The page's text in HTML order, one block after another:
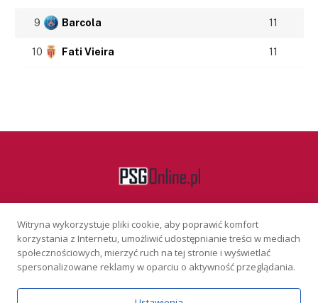
9 Barcola 11
10 Fati Vieira 11
Facebook
KONTAKT REKLAMA POLITYKA PRYWATNOŚCI
Witryna wykorzystuje pliki cookie, aby poprawić komfort
korzystania z Internetu, umożliwić udostępnianie treści w mediach
społecznościowych, mierzyć ruch na tej stronie i wyświetlać
spersonalizowane reklamy w oparciu o aktywność przeglądania.